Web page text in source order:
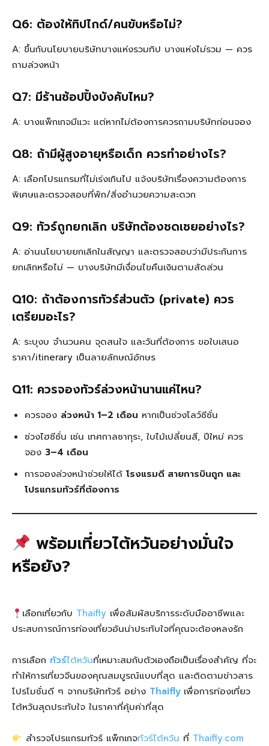
Q6: ต้องให้ทิปไกด์/คนขับหรือไม่?
A: ขึ้นกับนโยบายบริษัทบางแห่งรวมทิป บางแห่งไม่รวม — ควร
ถามล่วงหน้า
Q7: มีร้านช้อปปิ้งบังคับไหม?
A: บางแพ็กเกจมีแวะ แต่หากไม่ต้องการควรถามบริษัทก่อนจอง
Q8: ถ้ามีผู้สูงอายุหรือเด็ก ควรทำอย่างไร?
A: เลือกโปรแกรมที่ไม่เร่งเกินไป แจ้งบริษัทเรื่องความต้องการ
พิเศษและตรวจสอบที่พัก/สิ่งอำนวยความสะดวก
Q9: ทัวร์ถูกยกเลิก บริษัทต้องชดเชยอย่างไร?
A: อ่านนโยบายยกเลิกในสัญญา และตรวจสอบว่ามีประกันการ
ยกเลิกหรือไม่ — บางบริษัทมีเงื่อนไขคืนเงินตามสัดส่วน
Q10: ถ้าต้องการทัวร์ส่วนตัว (private) ควร
เตรียมอะไร?
A: ระบุงบ จำนวนคน จุดสนใจ และวันที่ต้องการ ขอใบเสนอ
ราคา/itinerary เป็นลายลักษณ์อักษร
Q11: ควรจองทัวร์ล่วงหน้านานแค่ไหน?
ควรจอง ล่วงหน้า 1–2 เดือน หากเป็นช่วงโลว์ซีซั่น
ช่วงไฮซีซั่น เช่น เทศกาลซากุระ, ใบไม้เปลี่ยนสี, ปีใหม่ ควร
จอง 3–4 เดือน
การจองล่วงหน้าช่วยให้ได้ โรงแรมดี สายการบินถูก และ
โปรแกรมทัวร์ที่ต้องการ
พร้อมเที่ยวไต้หวันอย่างมั่นใจ
หรือยัง?
เลือกเที่ยวกับ Thaifly เพื่อสัมผัสบริการระดับมืออาชีพและ
ประสบการณ์การท่องเที่ยวอันน่าประทับใจที่คุณจะต้องหลงรัก
การเลือก ทัวร์ไต้หวันที่เหมาะสมกับตัวเองถือเป็นเรื่องสำคัญ ที่จะ
ทำให้การเที่ยวจีนของคุณสมบูรณ์แบบที่สุด และติดตามข่าวสาร
โปรโมชั่นดี ๆ จากบริษัททัวร์ อย่าง Thaifly เพื่อการท่องเที่ยว
ไต้หวันสุดประทับใจ ในราคาที่คุ้มค่าที่สุด
สำรวจโปรแกรมทัวร์ แพ็กเกจทัวร์ไต้หวัน ที่ Thaifly.com